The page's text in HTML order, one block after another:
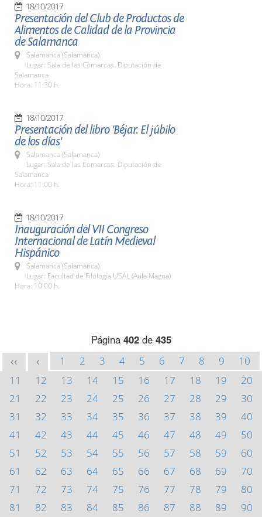
18/10/2017
Presentación del Club de Productos de
Alimentos de Calidad de la Provincia
de Salamanca
Salamanca (Salamanca)
Lugar: Sala de las Comarcas. Diputación de
Salamanca
Hora: 11:30 h.
18/10/2017
Presentación del libro 'Béjar. El júbilo
de los días'
Salamanca (Salamanca)
Lugar: Sala de las Comarcas. Diputación de
Salamanca
Hora: 11:00 h.
18/10/2017
Inauguración del VII Congreso
Internacional de Latín Medieval
Hispánico
Salamanca (Salamanca)
Lugar: Facultad de Filología USAL (Aula Magna)
Hora: 10:00 h.
Página 402de 435
<< < 1 2 3 4 5 6 7 8 9
10
11
12 13 14 15 16 17 18 19
20
21
22 23 24 25 26 27 28 29
30
31
32 33 34 35 36 37 38 39
40
41
42 43 44 45 46 47 48 49
50
51
52 53 54 55 56 57 58 59
60
61
62 63 64 65 66 67 68 69
70
71
72 73 74 75 76 77 78 79
80
81
82 83 84 85 86 87 88 89
90